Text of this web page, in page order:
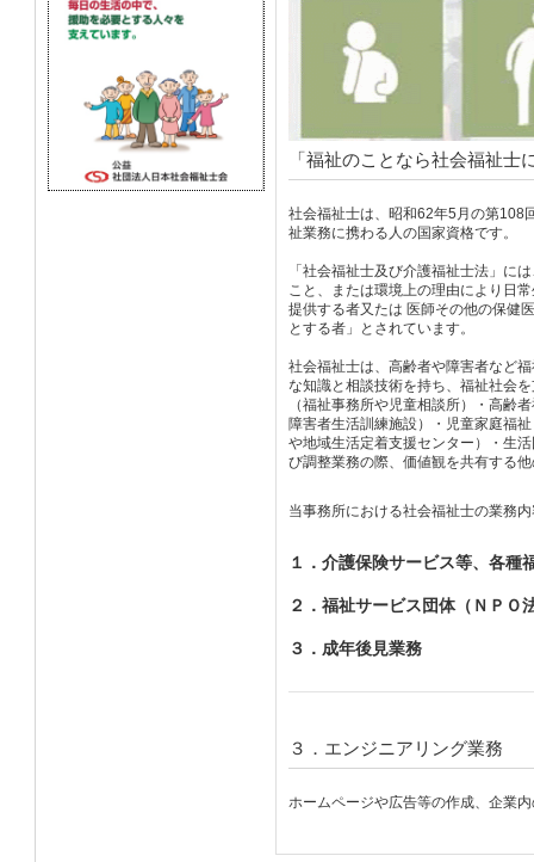
「福祉のことなら社会福祉士
社会福祉士は、昭和62年5月の第108
祉業務に携わる人の国家資格です。
「社会福祉士及び介護福祉士法」に
こと、または環境上の理由により日
提供する者又たは 医師その他の保健
とする者」とされています。
社会福祉士は、高齢者や障害者など
な知識と相談技術を持ち、福祉社会
（福祉事務所や児童相談所）・高齢
障害者生活訓練施設）・児童家庭福
や地域生活定着支援センター）・生
び調整業務の際、価値観を共有する
当事務所における社会福祉士の業務
１．介護保険サービス等、各種
２．福祉サービス団体（ＮＰＯ
３．成年後見業務
３．エンジニアリング業務
ホームページや広告等の作成、企業